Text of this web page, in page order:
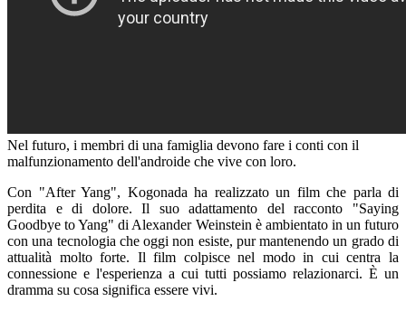
Nel futuro, i membri di una famiglia devono fare i conti con il
malfunzionamento dell'androide che vive con loro.
Con "After Yang", Kogonada ha realizzato un film che parla di
perdita e di dolore. Il suo adattamento del racconto "Saying
Goodbye to Yang" di Alexander Weinstein è ambientato in un futuro
con una tecnologia che oggi non esiste, pur mantenendo un grado di
attualità molto forte. Il film colpisce nel modo in cui centra la
connessione e l'esperienza a cui tutti possiamo relazionarci. È un
dramma su cosa significa essere vivi.